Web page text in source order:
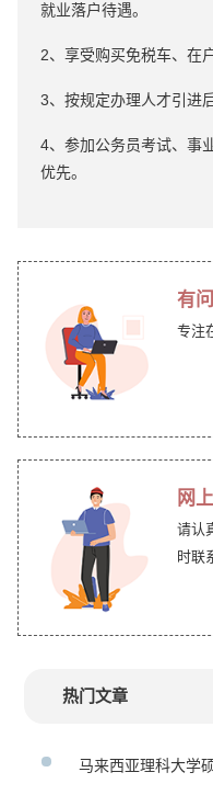
就业落户待遇。
2、享受购买免税车、在
3、按规定办理人才引进
4、参加公务员考试、事
优先。
有
专注
网
请认
时联
热门文章
马来西亚理科大学